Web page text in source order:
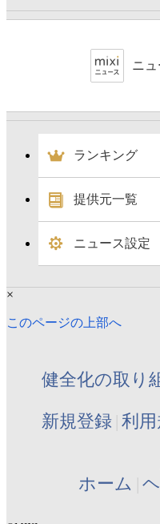
ニ
ランキング
提供元一覧
ニュース設定
×
このページの上部へ
健全化の取り
新規登録 利
ホーム